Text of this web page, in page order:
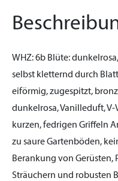
WHZ:6b Blüte:
selbst kletternd durch
eiförmig, zugespitzt,
dunkelrosa, Vanilleduft, V-
kurzen, fedrigen Griffeln
zu saure Gartenböden,
Berankung von Gerüsten,
Sträuchern und robusten